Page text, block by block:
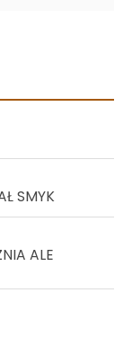
SMYK
ALE